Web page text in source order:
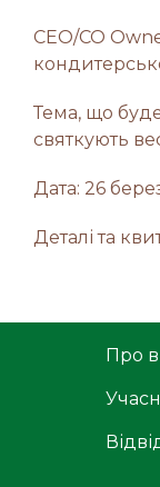
CEO/CO
Тема, що
святкують
Дата: 26
Деталі та
Про